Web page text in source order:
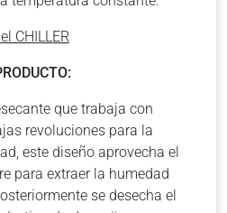
CHILLER
que trabaja con
revoluciones para la
este diseño aprovecha el
para extraer la humedad
se desecha el